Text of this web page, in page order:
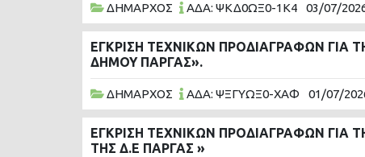
ΔΗΜΑΡΧΟΣ ΑΔΑ: ΨΚΔ0ΩΞ0-1Κ4 03/07/
ΕΓΚΡΙΣΗ ΤΕΧΝΙΚΩΝ ΠΡΟΔΙΑΓΡΑΦΩΝ ΓΙΑ
ΔΗΜΟΥ ΠΑΡΓΑΣ».
ΔΗΜΑΡΧΟΣ ΑΔΑ: ΨΞΓΥΩΞ0-ΧΑΦ 01/07/
ΕΓΚΡΙΣΗ ΤΕΧΝΙΚΩΝ ΠΡΟΔΙΑΓΡΑΦΩΝ ΓΙΑ
ΤΗΣ Δ.Ε ΠΑΡΓΑΣ »